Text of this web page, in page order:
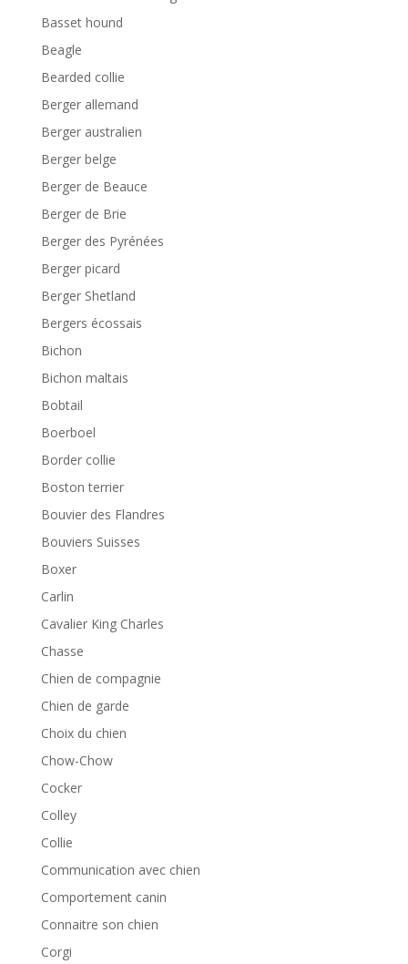
Basset hound
Beagle
Bearded collie
Berger allemand
Berger australien
Berger belge
Berger de Beauce
Berger de Brie
Berger des Pyrénées
Berger picard
Berger Shetland
Bergers écossais
Bichon
Bichon maltais
Bobtail
Boerboel
Border collie
Boston terrier
Bouvier des Flandres
Bouviers Suisses
Boxer
Carlin
Cavalier King Charles
Chasse
Chien de compagnie
Chien de garde
Choix du chien
Chow-Chow
Cocker
Colley
Collie
Communication avec chien
Comportement canin
Connaitre son chien
Corgi